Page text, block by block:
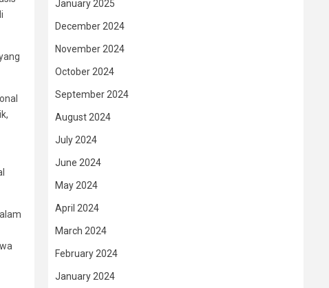
January 2025
December 2024
November 2024
October 2024
September 2024
August 2024
July 2024
June 2024
May 2024
April 2024
March 2024
February 2024
January 2024